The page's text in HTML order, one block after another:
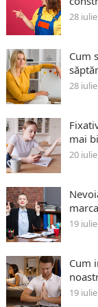
28
Cum
28
mai
20
19
Cum
19